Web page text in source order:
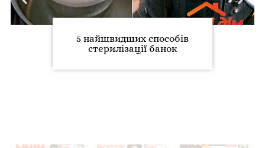
5 найшвидших способів
стерилізації банок